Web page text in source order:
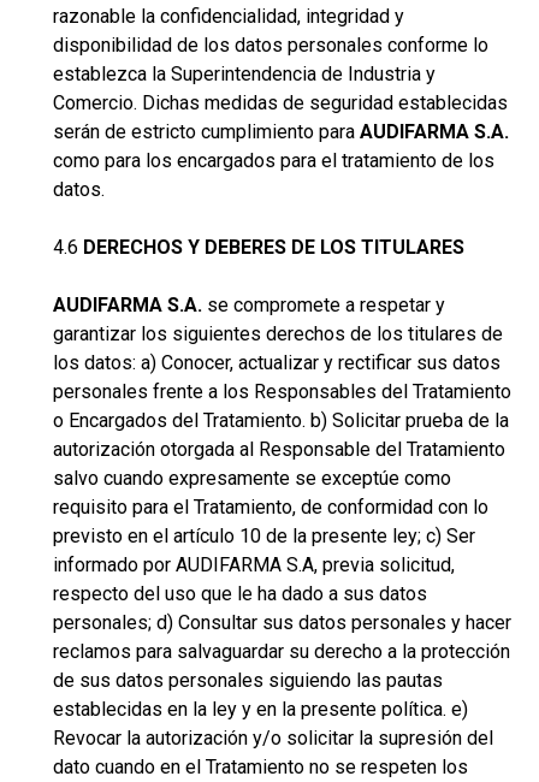
razonable la confidencialidad, integridad y
disponibilidad de los datos personales conforme lo
establezca la Superintendencia de Industria y
Comercio. Dichas medidas de seguridad establecidas
serán de estricto cumplimiento para AUDIFARMA S.A.
como para los encargados para el tratamiento de los
datos.
4.6 DERECHOS Y DEBERES DE LOS TITULARES
AUDIFARMA S.A. se compromete a respetar y
garantizar los siguientes derechos de los titulares de
los datos: a) Conocer, actualizar y rectificar sus datos
personales frente a los Responsables del Tratamiento
o Encargados del Tratamiento. b) Solicitar prueba de la
autorización otorgada al Responsable del Tratamiento
salvo cuando expresamente se exceptúe como
requisito para el Tratamiento, de conformidad con lo
previsto en el artículo 10 de la presente ley; c) Ser
informado por AUDIFARMA S.A, previa solicitud,
respecto del uso que le ha dado a sus datos
personales; d) Consultar sus datos personales y hacer
reclamos para salvaguardar su derecho a la protección
de sus datos personales siguiendo las pautas
establecidas en la ley y en la presente política. e)
Revocar la autorización y/o solicitar la supresión del
dato cuando en el Tratamiento no se respeten los